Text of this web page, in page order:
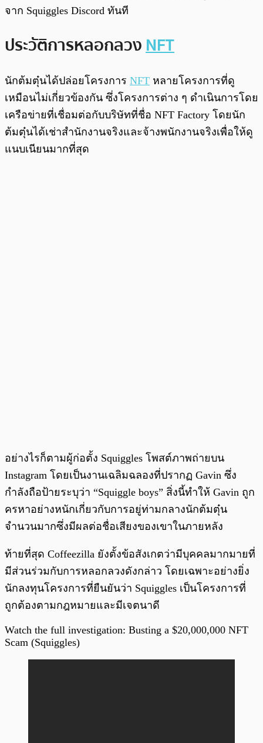
จาก Squiggles Discord ทันที
ประวัติการหลอกลวงNFT
นักต้มตุ๋นได้ปล่อยโครงการ NFT หลายโครงการที่ดู
เหมือนไม่เกี่ยวข้องกัน ซึ่งโครงการต่าง ๆ ดำเนินการโดย
เครือข่ายที่เชื่อมต่อกับบริษัทที่ชื่อ NFT Factory โดยนัก
ต้มตุ๋นได้เช่าสำนักงานจริงและจ้างพนักงานจริงเพื่อให้ดู
แนบเนียนมากที่สุด
อย่างไรก็ตามผู้ก่อตั้ง Squiggles โพสต์ภาพถ่ายบน
Instagram โดยเป็นงานเฉลิมฉลองที่ปรากฏ Gavin ซึ่ง
กำลังถือป้ายระบุว่า “Squiggle boys” สิ่งนี้ทำให้ Gavin ถูก
ครหาอย่างหนักเกี่ยวกับการอยู่ท่ามกลางนักต้มตุ๋น
จำนวนมากซึ่งมีผลต่อชื่อเสียงของเขาในภายหลัง
ท้ายที่สุด Coffeezilla ยังตั้งข้อสังเกตว่ามีบุคคลมากมายที่
มีส่วนร่วมกับการหลอกลวงดังกล่าว โดยเฉพาะอย่างยิ่ง
นักลงทุนโครงการที่ยืนยันว่า Squiggles เป็นโครงการที่
ถูกต้องตามกฎหมายและมีเจตนาดี
Watch the full investigation: Busting a $20,000,000 NFT
Scam (Squiggles)